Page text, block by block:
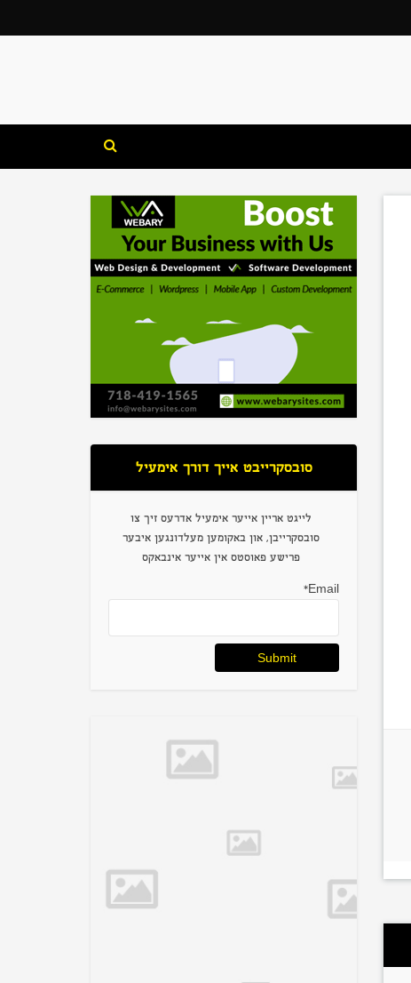
סובסקרייבט אייך דורך אימעיל
לייגט אריין אייער אימעיל אדרעס זיך צו
סובסקרייבן, און באקומען מעלדונגען איבער
פרישע פאוסטס אין אייער אינבאקס
Email*